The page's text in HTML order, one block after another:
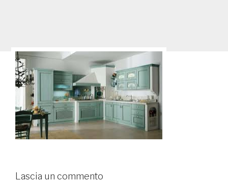
Lascia un commento